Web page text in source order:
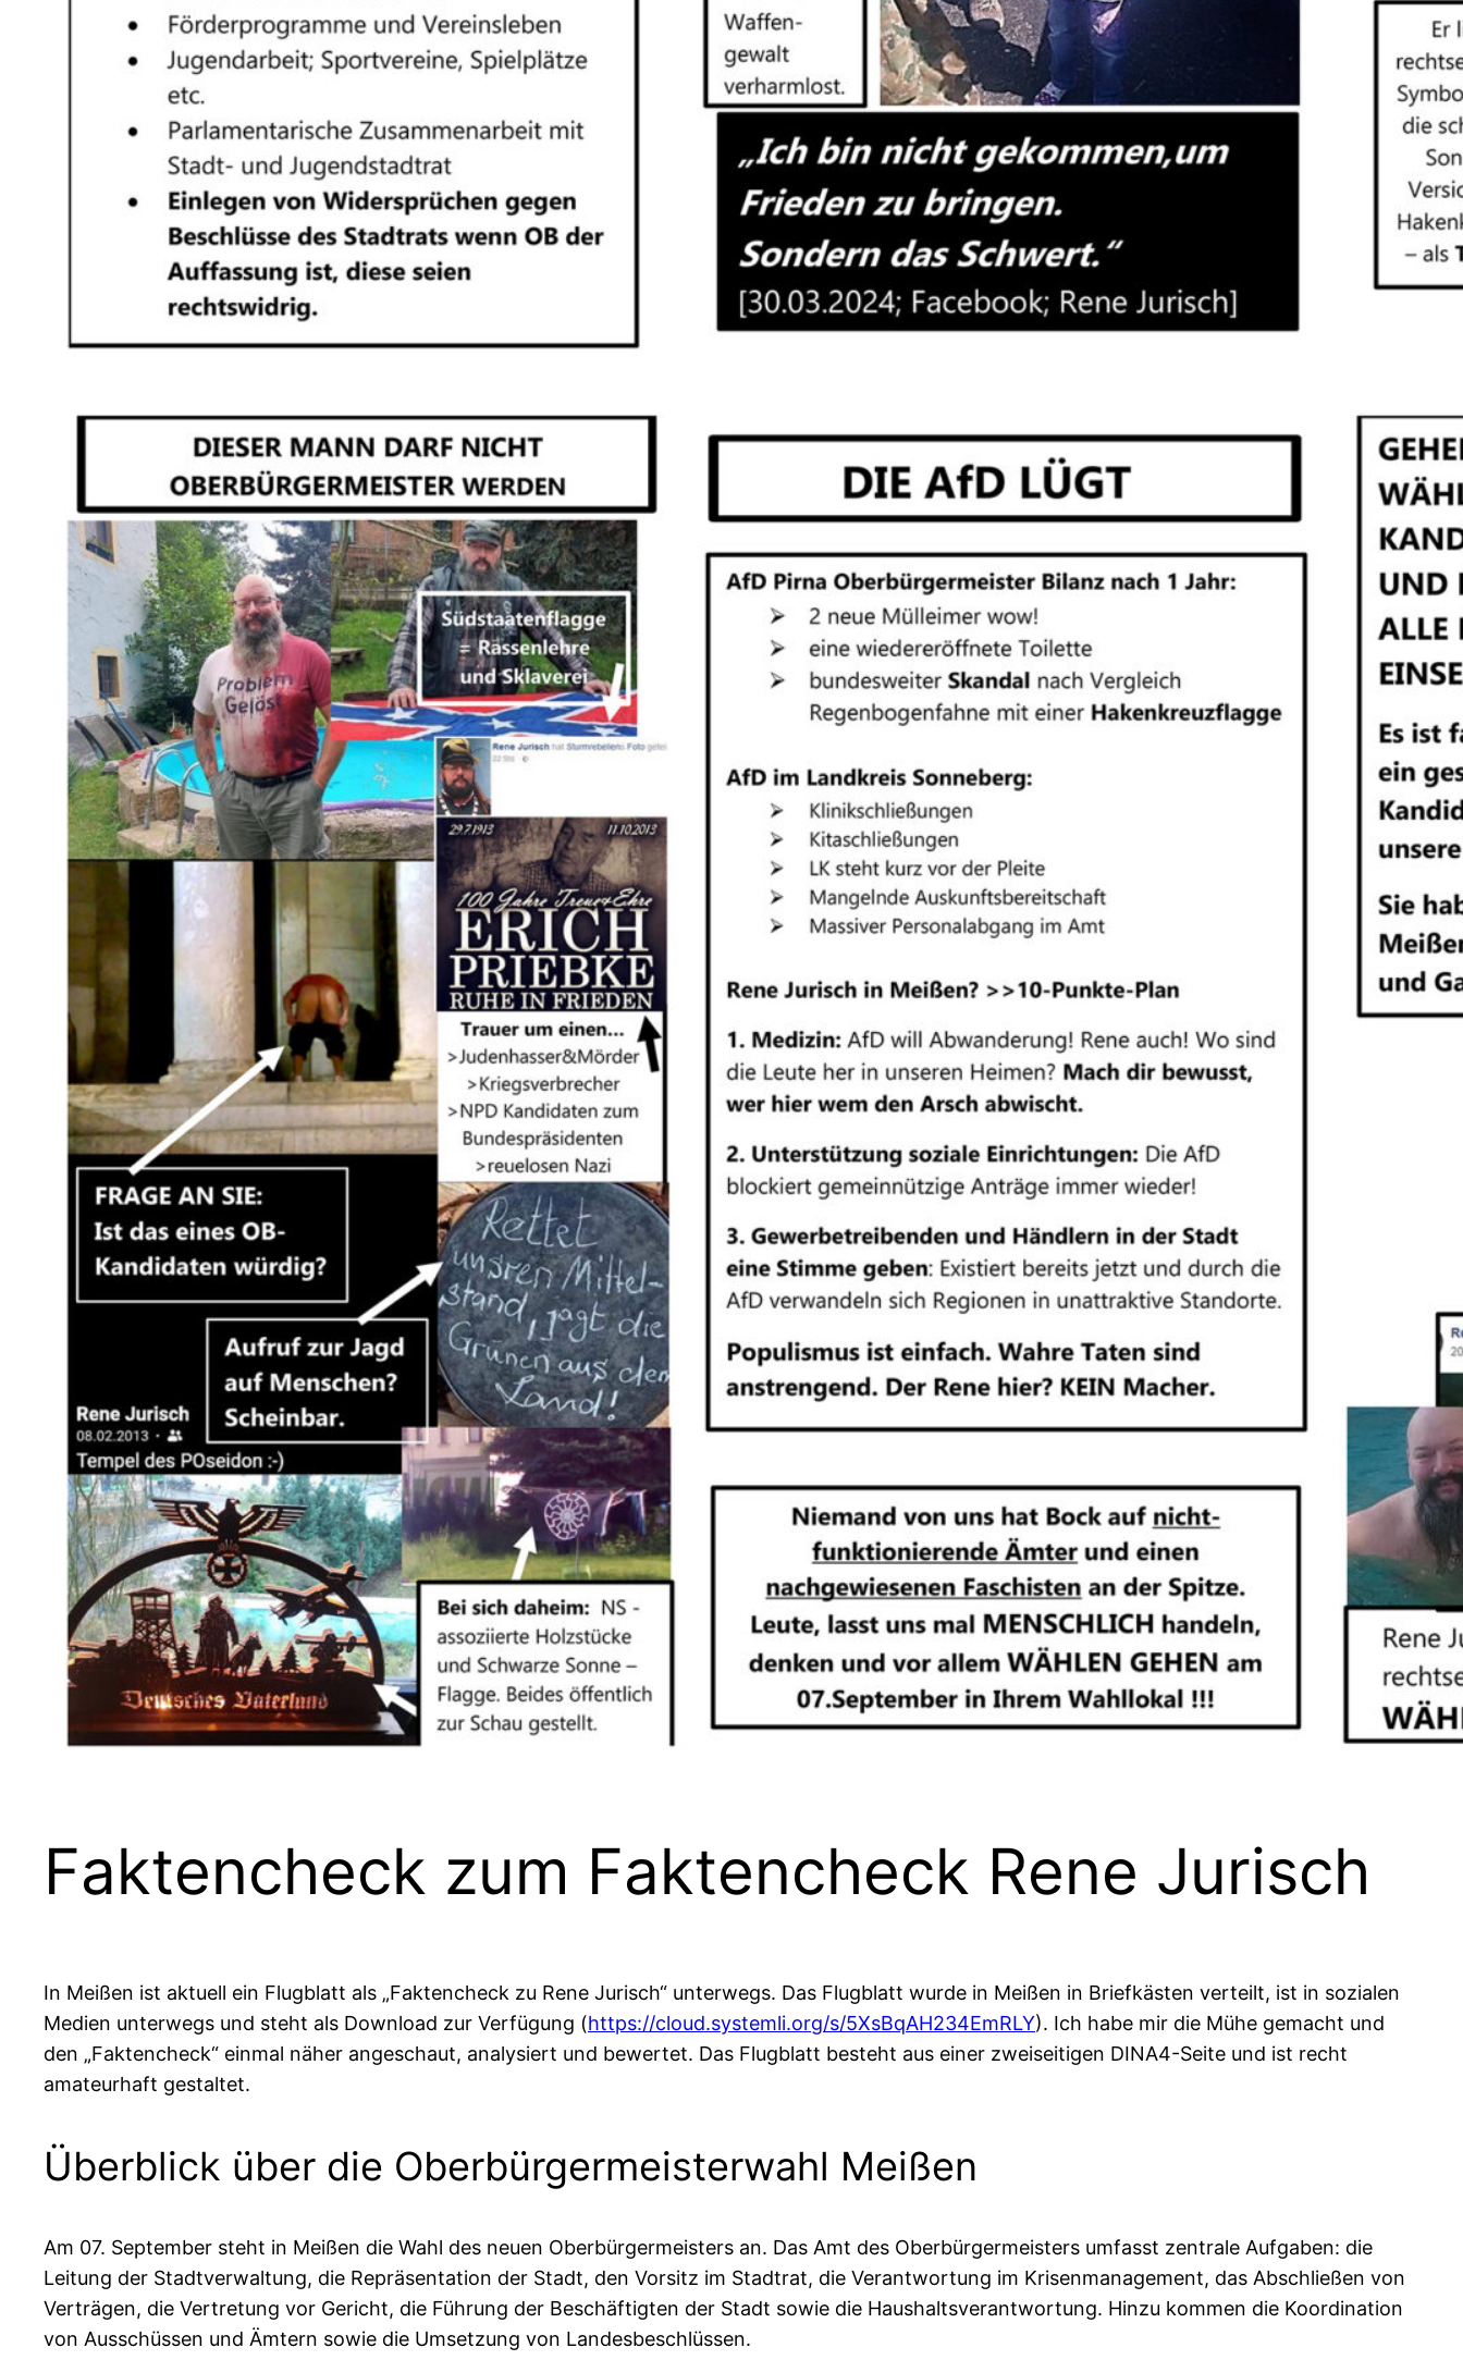
Faktencheck zum Faktencheck Rene Jurisch
In Meißen ist aktuell ein Flugblatt als „Faktencheck zu Rene Jurisch“ unterwegs. Das Flugblatt wurde in Meißen in Briefkästen verteilt, ist in sozialen
Medien unterwegs und steht als Download zur Verfügung (https://cloud.systemli.org/s/5XsBqAH234EmRLY). Ich habe mir die Mühe gemacht und
den „Faktencheck“ einmal näher angeschaut, analysiert und bewertet. Das Flugblatt besteht aus einer zweiseitigen DINA4-Seite und ist recht
amateurhaft gestaltet.
Überblick über die Oberbürgermeisterwahl Meißen
Am 07. September steht in Meißen die Wahl des neuen Oberbürgermeisters an. Das Amt des Oberbürgermeisters umfasst zentrale Aufgaben: die
Leitung der Stadtverwaltung, die Repräsentation der Stadt, den Vorsitz im Stadtrat, die Verantwortung im Krisenmanagement, das Abschließen von
Verträgen, die Vertretung vor Gericht, die Führung der Beschäftigten der Stadt sowie die Haushaltsverantwortung. Hinzu kommen die Koordination
von Ausschüssen und Ämtern sowie die Umsetzung von Landesbeschlüssen.